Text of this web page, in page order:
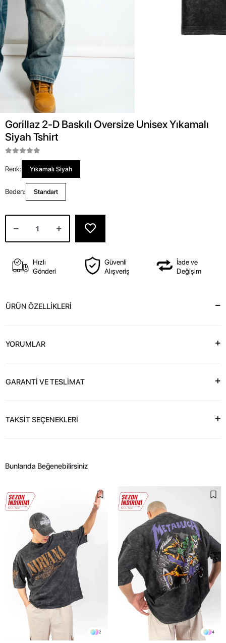
Gorillaz 2-D Baskılı Oversize Unisex Yıkamalı
Siyah Tshirt
Renk: Yıkamalı Siyah
Beden: Standart
Hızlı
Gönderi
Güvenli
Alışveriş
İade ve
Değişim
ÜRÜN ÖZELLİKLERİ
YORUMLAR
GARANTİ VE TESLİMAT
TAKSİT SEÇENEKLERİ
Bunlarıda Beğenebilirsiniz
2 4